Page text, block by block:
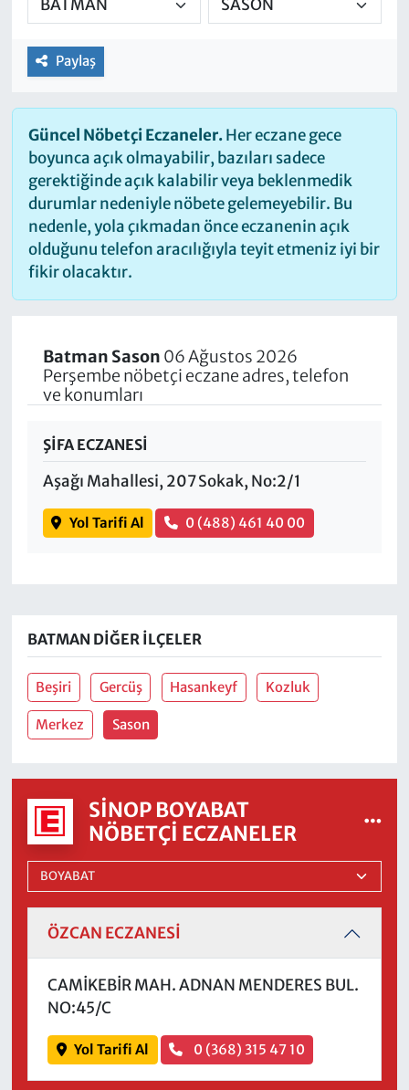
Paylaş
Güncel Nöbetçi Eczaneler.Her eczane gece
boyunca açık olmayabilir, bazıları sadece
gerektiğinde açık kalabilir veya beklenmedik
durumlar nedeniyle nöbete gelemeyebilir. Bu
nedenle, yola çıkmadan önce eczanenin açık
olduğunu telefon aracılığıyla teyit etmeniz iyi bir
fikir olacaktır.
Batman Sason 06 Ağustos 2026
Perşembe nöbetçi eczane adres, telefon
ve konumları
ŞİFA ECZANESİ
Aşağı Mahallesi, 207 Sokak, No:2/1
Yol Tarifi Al 0 (488) 461 40 00
BATMAN DIĞER İLÇELER
Beşiri Gercüş Hasankeyf Kozluk
Merkez Sason
SINOP BOYABAT
NÖBETÇI ECZANELER
ÖZCAN ECZANESİ
CAMİKEBİR MAH. ADNAN MENDERES BUL.
NO:45/C
Yol Tarifi Al 0 (368) 315 47 10